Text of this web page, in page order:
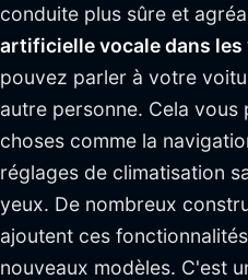
conduite plus sûre et
artificielle vocale dans
pouvez parler à votre
autre personne. Cela
choses comme la
réglages de climatisation
yeux. De nombreux
ajoutent ces
nouveaux modèles. C'est